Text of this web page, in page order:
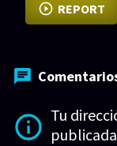
REPORT
Tu